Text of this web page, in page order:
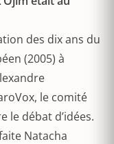
des dix ans du
(2005) à
le comité
le débat d’idées.
Natacha